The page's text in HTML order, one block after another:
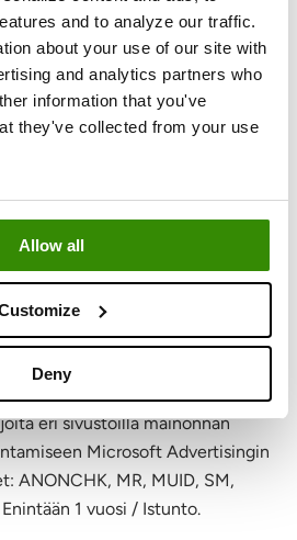
and to analyze our traffic.
about your use of our site with
and analytics partners who
information that you've
they've collected from your use
Allow all
Deny
(Marketing)
eri verkkosivustoilla
mainosten
seurannan virheitä. Nimet:
(Local Storage),
(Local Storage), log/error
3 kuukautta / Persistent /
/ Bing
eri sivustoilla mainonnan
Microsoft Advertisingin
ANONCHK, MR, MUID, SM,
1 vuosi / Istunto.